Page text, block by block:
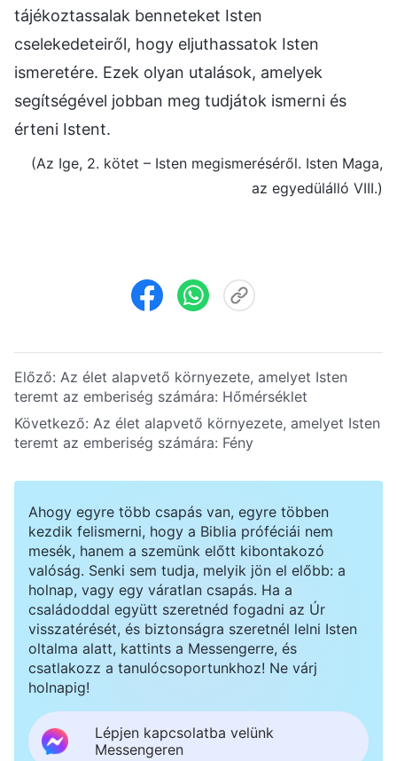
tájékoztassalak benneteket Isten
cselekedeteiről, hogy eljuthassatok Isten
ismeretére. Ezek olyan utalások, amelyek
segítségével jobban meg tudjátok ismerni és
érteni Istent.
(Az Ige, 2. kötet – Isten megismeréséről. Isten Maga,
az egyedülálló VIII.)
Előző: Az élet alapvető környezete, amelyet Isten
teremt az emberiség számára: Hőmérséklet
Következő: Az élet alapvető környezete, amelyet Isten
teremt az emberiség számára: Fény
Ahogy egyre több csapás van, egyre többen
kezdik felismerni, hogy a Biblia próféciái nem
mesék, hanem a szemünk előtt kibontakozó
valóság. Senki sem tudja, melyik jön el előbb: a
holnap, vagy egy váratlan csapás. Ha a
családoddal együtt szeretnéd fogadni az Úr
visszatérését, és biztonságra szeretnél lelni Isten
oltalma alatt, kattints a Messengerre, és
csatlakozz a tanulócsoportunkhoz! Ne várj
holnapig!
Lépjen kapcsolatba velünk
Messengeren